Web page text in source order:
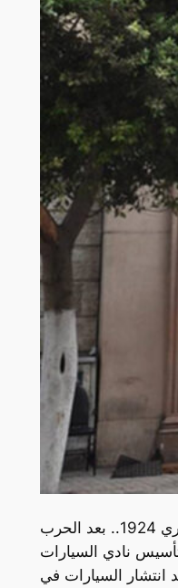
نادي السيارات الملكي المصري 1924.. بعد الحرب
نادي السيارات
انتشار السيارات في